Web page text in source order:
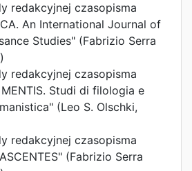
redakcyjnej czasopisma
An International Journal of
Studies" (Fabrizio Serra
redakcyjnej czasopisma
MENTIS. Studi di filologia e
(Leo S. Olschki,
redakcyjnej czasopisma
(Fabrizio Serra